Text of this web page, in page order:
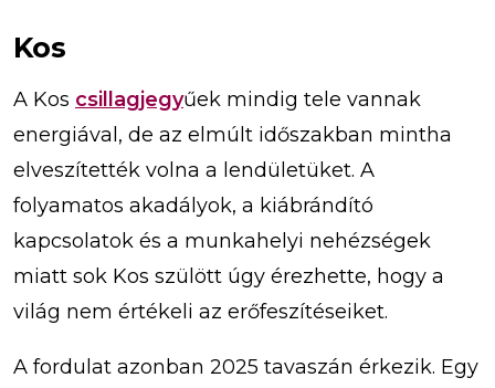
Kos
A Kos csillagjegyűek mindig tele vannak
energiával, de az elmúlt időszakban mintha
elveszítették volna a lendületüket. A
folyamatos akadályok, a kiábrándító
kapcsolatok és a munkahelyi nehézségek
miatt sok Kos szülött úgy érezhette, hogy a
világ nem értékeli az erőfeszítéseiket.
A fordulat azonban 2025 tavaszán érkezik. Egy